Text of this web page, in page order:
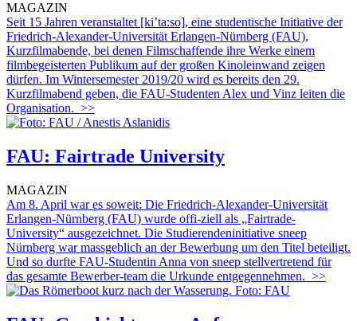
MAGAZIN
Seit 15 Jahren veranstaltet [ki’ta:so], eine studentische Initiative der
Friedrich-Alexander-Universität Erlangen-Nürnberg (FAU),
Kurzfilmabende, bei denen Filmschaffende ihre Werke einem
filmbegeisterten Publikum auf der großen Kinoleinwand zeigen
dürfen. Im Wintersemester 2019/20 wird es bereits den 29.
Kurzfilmabend geben, die FAU-Studenten Alex und Vinz leiten die
Organisation. >>
FAU: Fairtrade University
MAGAZIN
Am 8. April war es soweit: Die Friedrich-Alexander-Universität
Erlangen-Nürnberg (FAU) wurde offi-ziell als „Fairtrade-
University“ ausgezeichnet. Die Studierendeninitiative sneep
Nürnberg war massgeblich an der Bewerbung um den Titel beteiligt.
Und so durfte FAU-Studentin Anna von sneep stellvertretend für
das gesamte Bewerber-team die Urkunde entgegennehmen. >>